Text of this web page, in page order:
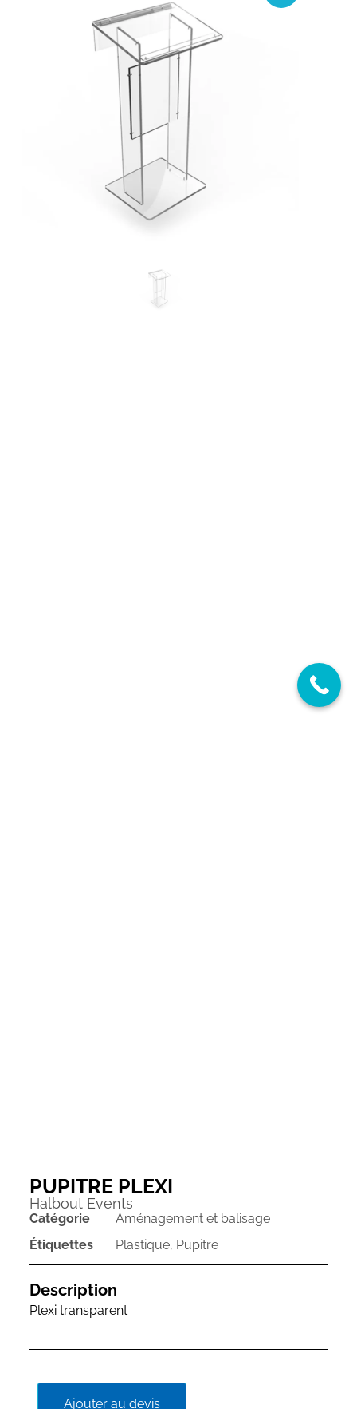
PUPITRE PLEXI
Halbout Events
Catégorie
Aménagement et balisage
Étiquettes
Plastique, Pupitre
Description
Plexi transparent
Ajouter au devis